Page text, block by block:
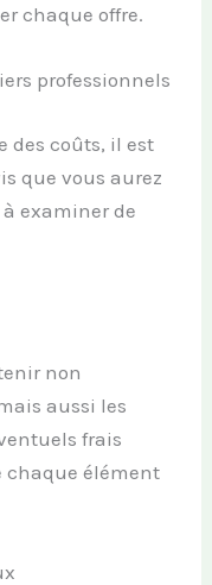
chaque offre.
professionnels
des coûts, il est
que vous aurez
examiner de
non
aussi les
frais
chaque élément